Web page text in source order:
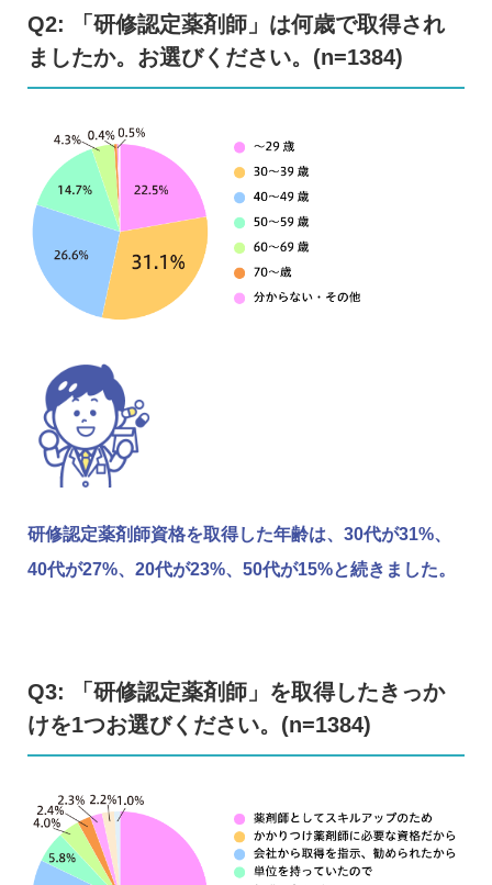
Q2: 「研修認定薬剤師」は何歳で取得され
ましたか。お選びください。(n=1384)
研修認定薬剤師資格を取得した年齢は、30代が31%、
40代が27%、20代が23%、50代が15%と続きました。
Q3: 「研修認定薬剤師」を取得したきっか
けを1つお選びください。(n=1384)